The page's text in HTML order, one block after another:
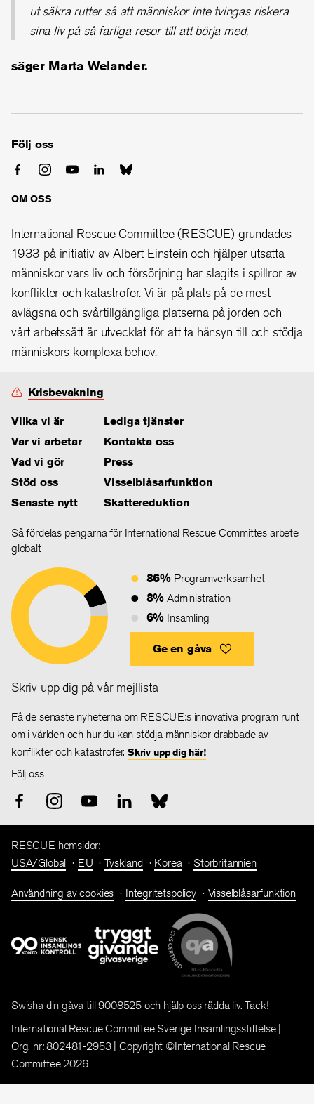
ut säkra rutter så att människor inte tvingas riskera
sina liv på så farliga resor till att börja med,
säger Marta Welander.
Följ oss
OM OSS
International Rescue Committee (RESCUE) grundades
1933 på initiativ av Albert Einstein och hjälper utsatta
människor vars liv och försörjning har slagits i spillror av
konflikter och katastrofer. Vi är på plats på de mest
avlägsna och svårtillgängliga platserna på jorden och
vårt arbetssätt är utvecklat för att ta hänsyn till och stödja
människors komplexa behov.
Krisbevakning
Vilka vi är
Var vi arbetar
Vad vi gör
Stöd oss
Senaste nytt
Lediga tjänster
Kontakta oss
Press
Visselblåsarfunktion
Skattereduktion
Så fördelas pengarna för International Rescue Committes arbete
globalt
86% Programverksamhet
8% Administration
6% Insamling
Ge en gåva
Skriv upp dig på vår mejllista
Få de senaste nyheterna om RESCUE:s innovativa program runt
om i världen och hur du kan stödja människor drabbade av
konflikter och katastrofer. Skriv upp dig här!
Följ oss
RESCUE hemsidor:
USA/Global
EU Tyskland Korea Storbritannien
Användning av cookies Integritetspolicy Visselblåsarfunktion
Swisha din gåva till 9008525 och hjälp oss rädda liv. Tack!
International Rescue Committee Sverige Insamlingsstiftelse |
Org. nr: 802481-2953 | Copyright ©International Rescue
Committee 2026